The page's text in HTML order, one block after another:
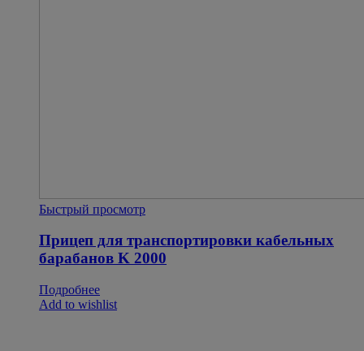
Быстрый просмотр
Прицеп для транспортировки кабельных
барабанов K 2000
Подробнее
Add to wishlist